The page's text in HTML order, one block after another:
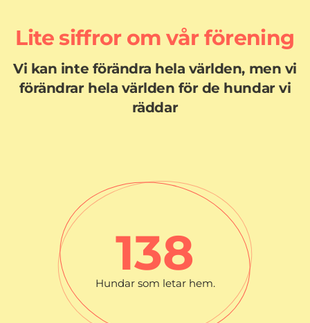
Lite siffror om vår förening
Vi kan inte förändra hela världen, men vi
förändrar hela världen för de hundar vi
räddar
Hundar som letar hem.
138